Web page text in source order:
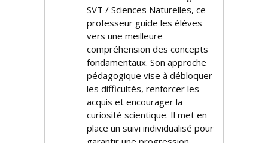
SVT / Sciences Naturelles, ce
professeur guide les élèves
vers une meilleure
compréhension des concepts
fondamentaux. Son approche
pédagogique vise à débloquer
les difficultés, renforcer les
acquis et encourager la
curiosité scientifique. Il met en
place un suivi individualisé pour